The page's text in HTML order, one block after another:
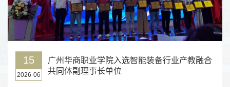
15
2026-06
广州华商职业学院入选智能装备行业产教融合
共同体副理事长单位